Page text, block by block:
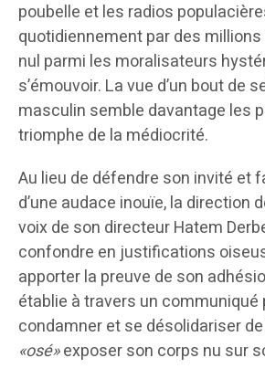
poubelle et les radios
quotidiennement par des
nul parmi les moralisateurs
s’émouvoir. La vue d’un bout de
masculin semble davantage les
triomphe de la médiocrité.
Au lieu de défendre son invité et
d’une audace inouïe, la direction
voix de son directeur Hatem
confondre en justifications
apporter la preuve de son
établie à travers un communiqué
condamner et se désolidariser de
«osé»exposer son corps nu sur